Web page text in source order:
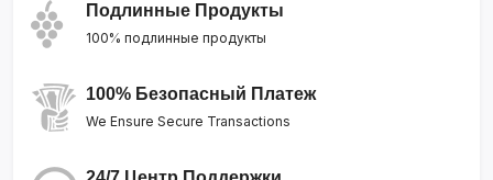
Подлинные Продукты
100% подлинные продукты
100% Безопасный Платеж
We Ensure Secure Transactions